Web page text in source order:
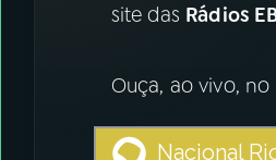
Instagram X
site das Rádios
Ouça, ao vivo, no